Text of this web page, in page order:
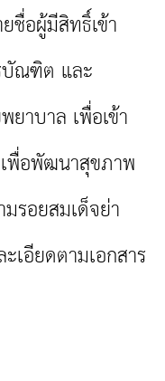
ชื่อผู้มีสิทธิ์เข้า
ณฑิต และ
าบาล เพื่อเข้า
พื่อพัฒนาสุขภาพ
รอยสมเด็จย่า
เอียดตามเอกสาร